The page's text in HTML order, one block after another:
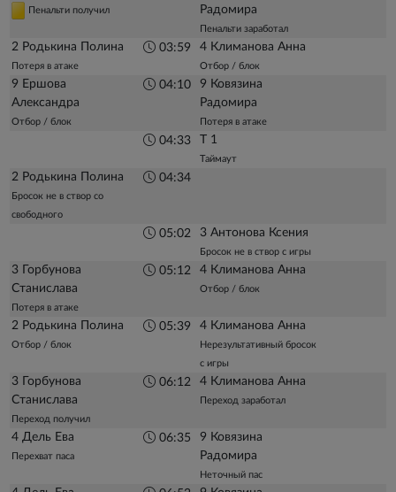
Пенальти получил
Радомира
Пенальти заработал
2 Родькина Полина
Потеря в атаке
03:59 4 Климанова Анна
Отбор / блок
9 Ершова
Александра
Отбор / блок
04:10
9 Ковязина
Радомира
Потеря в атаке
04:33 Т 1
Таймаут
2 Родькина Полина
Бросок не в створ со
свободного
04:34
05:02 3 Антонова Ксения
Бросок не в створ с игры
3 Горбунова
Станислава
Потеря в атаке
05:12 4 Климанова Анна
Отбор / блок
2 Родькина Полина
Отбор / блок
05:39 4 Климанова Анна
Нерезультативный бросок
с игры
3 Горбунова
Станислава
Переход получил
06:12 4 Климанова Анна
Переход заработал
4 Дель Ева
Перехват паса
06:35
9 Ковязина
Радомира
Неточный пас